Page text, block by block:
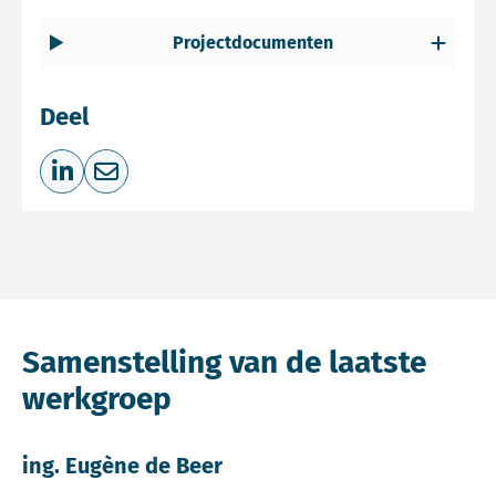
Projectdocumenten
Deel
Deel op LinkedIn
Deel via e-mail
Samenstelling van de laatste
werkgroep
ing. Eugène de Beer